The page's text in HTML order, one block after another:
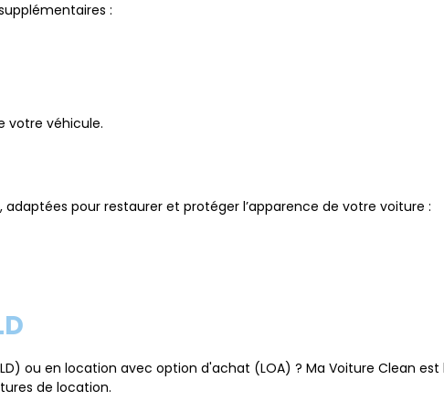
:
votre véhicule.
pour restaurer et protéger l’apparence de votre voiture :
ou en location avec option d'achat (LOA) ? Ma Voiture Clean est
de location.